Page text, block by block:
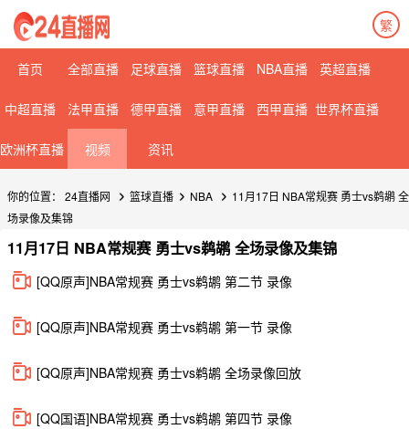
繁
首页 全部直播 足球直播 篮球直播 NBA直播 英超直播
中超直播 法甲直播 德甲直播 意甲直播 西甲直播 世界杯直播
欧洲杯直播 视频 资讯
你的位置： 24直播网 篮球直播 NBA
11月17日 NBA常规赛 勇士vs鹈鹕 全
场录像及集锦
11月17日 NBA常规赛 勇士vs鹈鹕 全场录像及集锦
[QQ原声]NBA常规赛 勇士vs鹈鹕 第二节 录像
[QQ原声]NBA常规赛 勇士vs鹈鹕 第一节 录像
[QQ原声]NBA常规赛 勇士vs鹈鹕 全场录像回放
[QQ国语]NBA常规赛 勇士vs鹈鹕 第四节 录像